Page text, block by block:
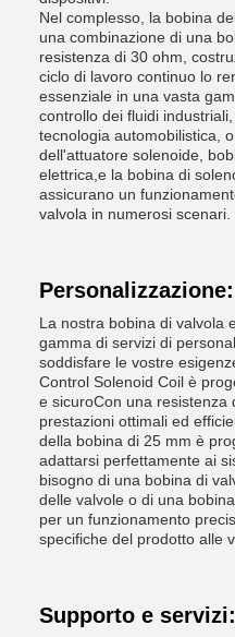
Nel complesso, la bobina
una combinazione di una
resistenza di 30 ohm,
ciclo di lavoro continuo lo
essenziale in una vasta
controllo dei fluidi
tecnologia automobilistica,
dell'attuatore solenoide,
elettrica,e la bobina di
assicurano un
valvola in numerosi scenari.
Personalizzazione:
La nostra bobina di valvola
gamma di servizi di
soddisfare le vostre
Control Solenoid Coil è
e sicuroCon una resistenza
prestazioni ottimali ed
della bobina di 25 mm è
adattarsi perfettamente ai
bisogno di una bobina di
delle valvole o di una
per un funzionamento
specifiche del prodotto alle
Supporto e servizi: